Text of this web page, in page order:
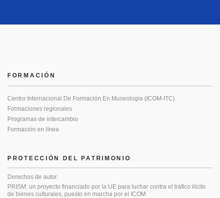
PROTECCIÓN DEL PATRIMONIO
Derechos de autor
PRISM: un proyecto financiado por la UE para luchar contra el tráfico ilícito
de bienes culturales, puesto en marcha por el ICOM
FORMACIÓN
Centro Internacional De Formación En Museología (ICOM-ITC)
Formaciones regionales
Programas de intercambio
Formación en línea